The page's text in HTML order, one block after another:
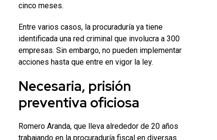
cinco meses.
Entre varios casos, la procuraduría ya tiene
identificada una red criminal que involucra a 300
empresas. Sin embargo, no pueden implementar
acciones hasta que entre en vigor la ley.
Necesaria, prisión
preventiva oficiosa
Romero Aranda, que lleva alrededor de 20 años
trabajando en la procuraduría fiscal en diversas